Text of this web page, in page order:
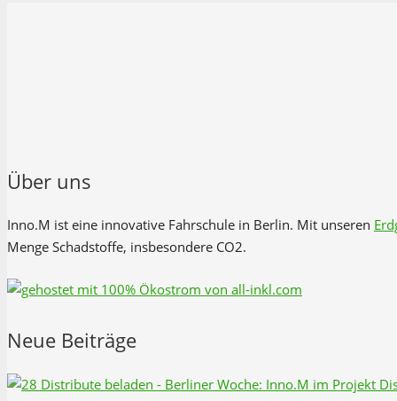
Über uns
Inno.M ist eine innovative Fahrschule in Berlin. Mit unseren
Menge Schadstoffe, insbesondere CO2.
Neue Beiträge